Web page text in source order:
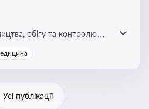
обігу та контролю
роботи компаній та
якості та безпеки
Усі публікації